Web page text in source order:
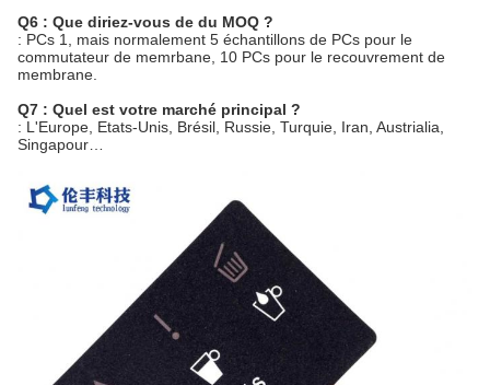
Q6 : Que diriez-vous de du MOQ ?
: PCs 1, mais normalement 5 échantillons de PCs pour le
commutateur de memrbane, 10 PCs pour le recouvrement de
membrane.
Q7 : Quel est votre marché principal ?
: L'Europe, Etats-Unis, Brésil, Russie, Turquie, Iran, Austrialia,
Singapour…